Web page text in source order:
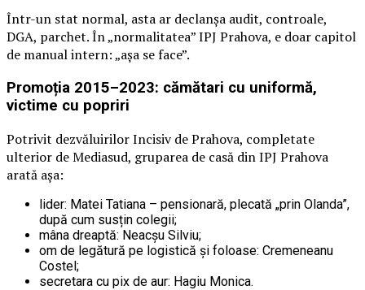
Într-un stat normal, asta ar declanșa audit, controale,
DGA, parchet. În „normalitatea” IPJ Prahova, e doar capitol
de manual intern: „așa se face”.
Promoția 2015–2023: cămătari cu uniformă,
victime cu popriri
Potrivit dezvăluirilor Incisiv de Prahova, completate
ulterior de Mediasud, gruparea de casă din IPJ Prahova
arată așa:
lider: Matei Tatiana – pensionară, plecată „prin Olanda”,
după cum susțin colegii;
mâna dreaptă: Neacșu Silviu;
om de legătură pe logistică și foloase: Cremeneanu
Costel;
secretara cu pix de aur: Hagiu Monica.